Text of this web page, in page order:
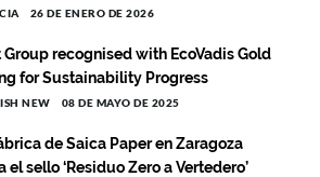
26 DE ENERO DE 2026
Group recognised with EcoVadis Gold
for Sustainability Progress
NEW 08 DE MAYO DE 2025
de Saica Paper en Zaragoza
el sello ‘Residuo Zero a Vertedero’